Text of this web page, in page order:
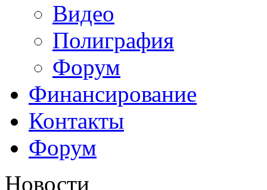
Видео
Полиграфия
Форум
Финансирование
Контакты
Форум
Новости